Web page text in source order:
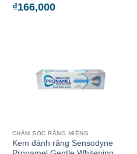
₫166,000
CHĂM SÓC RĂNG MIỆNG
Kem đánh răng Sensodyne